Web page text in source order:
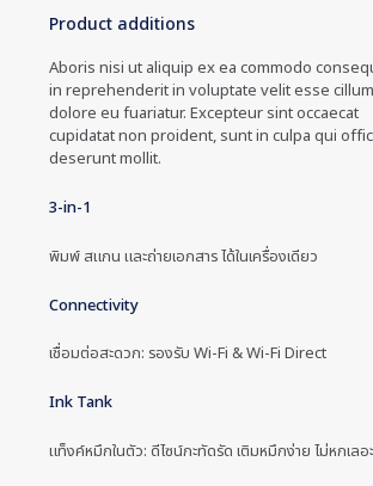
Product additions
Aboris nisi ut aliquip ex ea commodo
in reprehenderit in voluptate velit esse cillum
dolore eu fuariatur. Excepteur sint occaecat
cupidatat non proident, sunt in culpa qui
deserunt mollit.
3-in-1
พิมพ์ สแกน และถ่ายเอกสาร ได้ในเครื่องเดียว
Connectivity
เชื่อมต่อสะดวก: รองรับ Wi-Fi & Wi-Fi Direct
Ink Tank
แท็งค์หมึกในตัว: ดีไซน์กะทัดรัด เติมหมึกง่าย ไม่หกเลอ